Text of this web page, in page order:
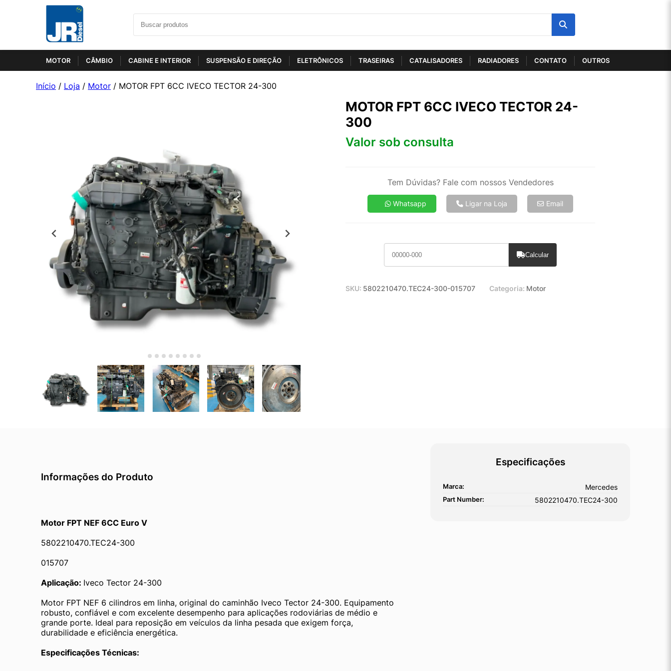
MOTOR CÂMBIO CABINE E INTERIOR SUSPENSÃO E DIREÇÃO ELETRÔNICOS TRASEIRAS CATALISADORES RADIADORES CONTATO OUTROS
Início / Loja / Motor / MOTOR FPT 6CC IVECO TECTOR 24-300
MOTOR FPT 6CC IVECO TECTOR 24-
300
Valor sob consulta
Tem Dúvidas? Fale com nossos Vendedores
Whatsapp Ligar na Loja Email
Calcular
SKU: 5802210470.TEC24-300-015707 Categoria: Motor
Informações do Produto
﻿Motor FPT NEF 6CC Euro V
5802210470.TEC24-300
015707
Aplicação: Iveco Tector 24-300
Motor FPT NEF 6 cilindros em linha, original do caminhão Iveco Tector 24-300. Equipamento
robusto, confiável e com excelente desempenho para aplicações rodoviárias de médio e
grande porte. Ideal para reposição em veículos da linha pesada que exigem força,
durabilidade e eficiência energética.
Especificações Técnicas:
Especificações
Marca: Mercedes
Part Number: 5802210470.TEC24-300